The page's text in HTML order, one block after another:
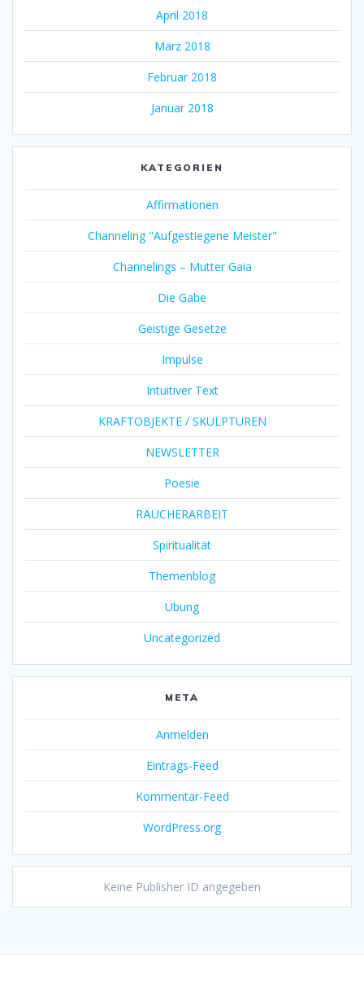
April 2018
März 2018
Februar 2018
Januar 2018
KATEGORIEN
Affirmationen
Channeling "Aufgestiegene Meister"
Channelings – Mutter Gaia
Die Gabe
Geistige Gesetze
Impulse
Intuitiver Text
KRAFTOBJEKTE / SKULPTUREN
NEWSLETTER
Poesie
RÄUCHERARBEIT
Spiritualität
Themenblog
Übung
Uncategorized
META
Anmelden
Eintrags-Feed
Kommentar-Feed
WordPress.org
Keine Publisher ID angegeben